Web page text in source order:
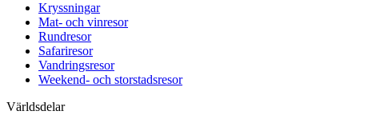
Kryssningar
Mat- och vinresor
Rundresor
Safariresor
Vandringsresor
Weekend- och storstadsresor
Världsdelar